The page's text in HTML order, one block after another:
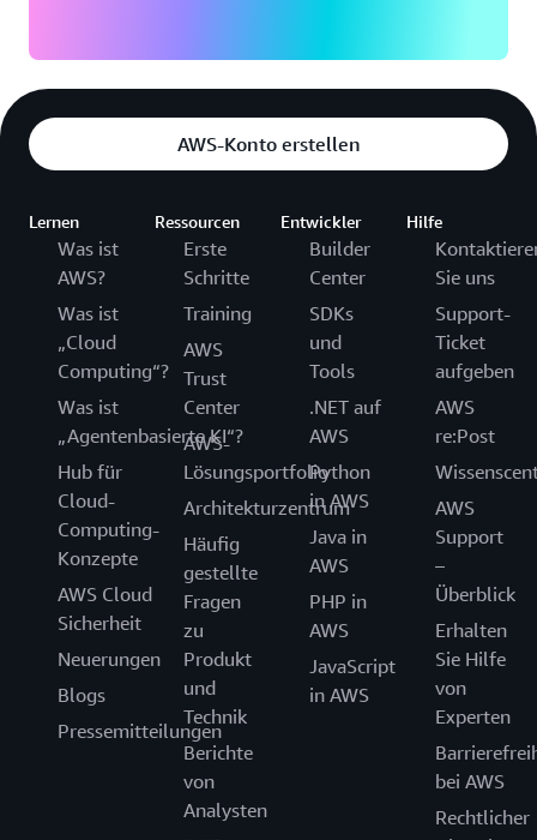
AWS-Konto erstellen
Lernen
Was ist
AWS?
Was ist
„Cloud
Computing“?
Was ist
„Agentenbasierte KI“?
Hub für
Cloud-
Computing-
Konzepte
AWS Cloud
Sicherheit
Neuerungen
Blogs
Pressemitteilungen
Ressourcen
Erste
Schritte
Training
AWS
Trust
Center
AWS-
Lösungsportfolio
Architekturzentrum
Häufig
gestellte
Fragen
zu
Produkt
und
Technik
Berichte
von
Analysten
Entwickler
Builder
Center
SDKs
und
Tools
.NET auf
AWS
Python
in AWS
Java in
AWS
PHP in
AWS
JavaScript
in AWS
Hilfe
Sie uns
Support-
Ticket
aufgeben
AWS
re:Post
AWS
Support
–
Überblick
Erhalten
Sie Hilfe
von
Experten
bei AWS
Rechtlicher